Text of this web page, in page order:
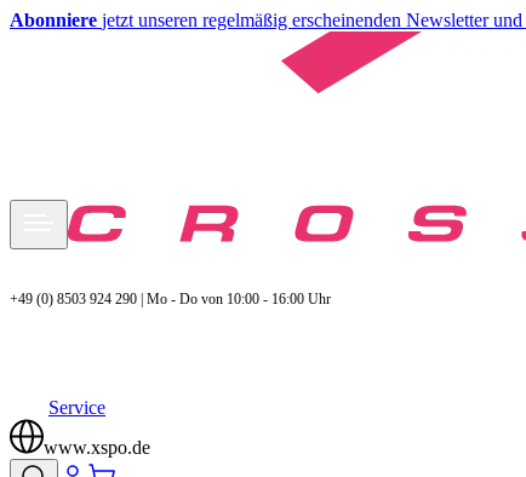
Abonniere jetzt unseren regelmäßig erscheinenden Newsletter und
+49 (0) 8503 924 290 | Mo - Do von 10:00 - 16:00 Uhr
Service
www.xspo.de